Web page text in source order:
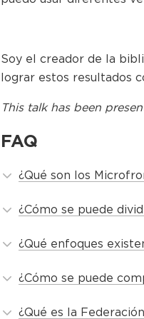
Soy el creador de la
lograr estos resultados
This talkhas been
FAQ
¿Qué son los
¿Cómo se puede
¿Qué enfoques
¿Cómo se puede
¿Qué es la